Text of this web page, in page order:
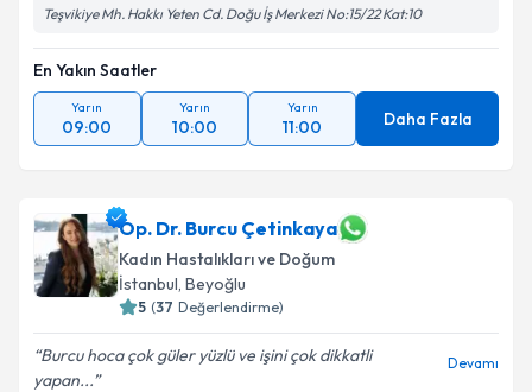
Teşvikiye Mh. Hakkı Yeten Cd. Doğu İş Merkezi No:15/22 Kat:10
En Yakın Saatler
Yarın
09:00
Yarın
10:00
Yarın
11:00 Daha Fazla
Op. Dr. Burcu Çetinkaya
Kadın Hastalıkları ve Doğum
İstanbul, Beyoğlu
5 (37 Değerlendirme)
Burcu hoca çok güler yüzlü ve işini çok dikkatli
yapan...
Devamı